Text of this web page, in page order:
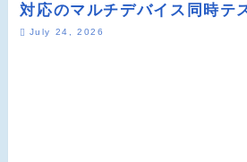
対応のマルチデバイス同時テ
July 24, 2026